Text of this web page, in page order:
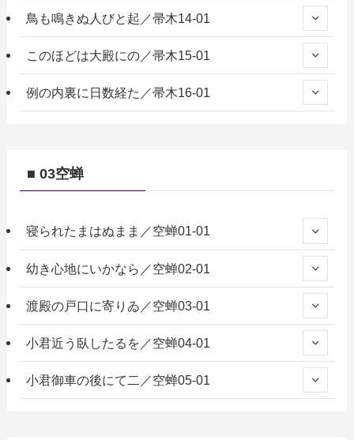
鳥も鳴きぬ人びと起／帚木14-01
このほどは大殿にの／帚木15-01
例の内裏に日数経た／帚木16-01
■ 03空蝉
寝られたまはぬまま／空蝉01-01
幼き心地にいかなら／空蝉02-01
渡殿の戸口に寄りゐ／空蝉03-01
小君近う臥したるを／空蝉04-01
小君御車の後にて二／空蝉05-01